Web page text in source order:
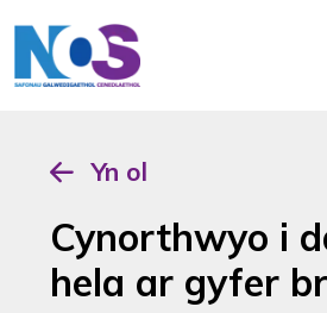
Yn ol
Cynorthwyo i
hela ar gyfer